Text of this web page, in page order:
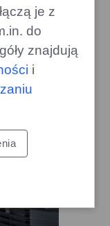
je z
do
znajdują
i